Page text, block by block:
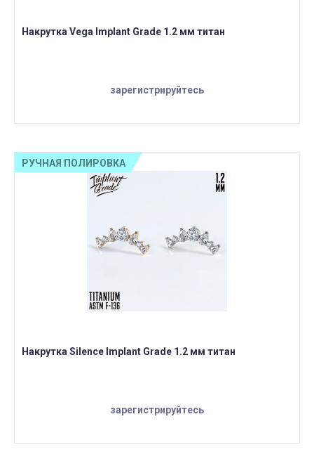
Накрутка Vega Implant Grade 1.2 мм титан
зарегистрируйтесь
Накрутка Silence Implant Grade 1.2 мм титан
зарегистрируйтесь
РУЧНАЯ ПОЛИРОВКА